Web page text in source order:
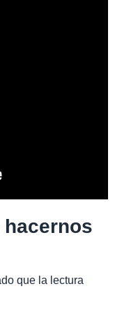
hacernos
que la lectura